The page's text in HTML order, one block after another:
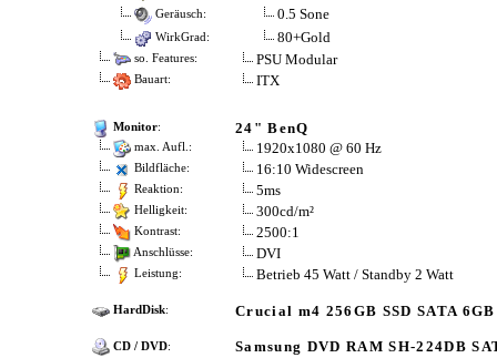
Geräusch: 0.5 Sone
WirkGrad: 80+Gold
so. Features: PSU Modular
Bauart: ITX
Monitor: 24" BenQ
max. Aufl.: 1920x1080 @ 60 Hz
Bildfläche: 16:10 Widescreen
Reaktion: 5ms
Helligkeit: 300cd/m²
Kontrast: 2500:1
Anschlüsse: DVI
Leistung: Betrieb 45 Watt / Standby 2 Watt
HardDisk: Crucial m4 256GB SSD SATA 6GB
CD / DVD: Samsung DVD RAM SH-224DB